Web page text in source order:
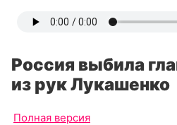
Россия выбила
из рук Лукашенко
Полная версия